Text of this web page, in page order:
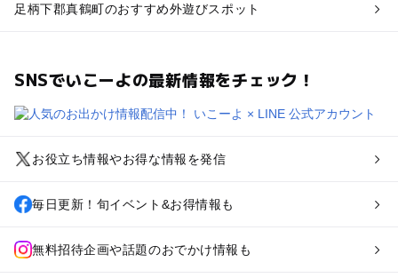
足柄下郡真鶴町のおすすめ外遊びスポット
SNSでいこーよの最新情報をチェック！
お役立ち情報やお得な情報を発信
毎日更新！旬イベント&お得情報も
無料招待企画や話題のおでかけ情報も